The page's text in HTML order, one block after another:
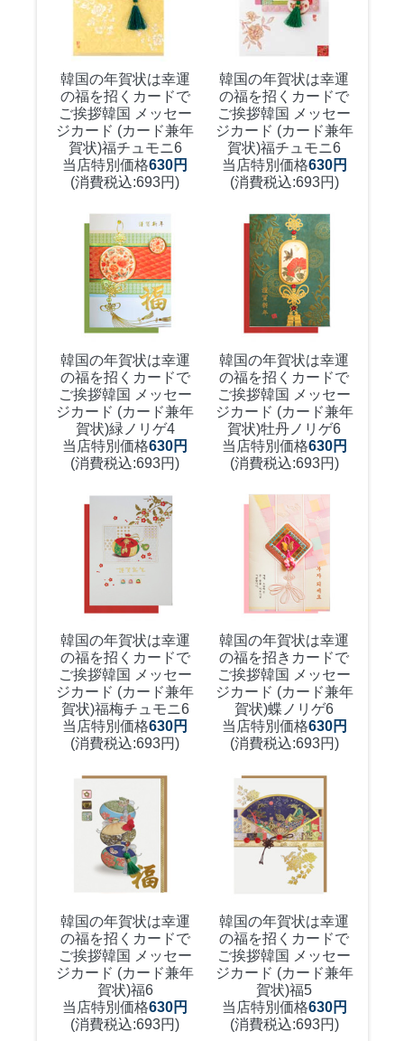
韓国の年賀状は幸運
の福を招くカードで
ご挨拶韓国 メッセー
ジカード (カード兼年
賀状)福チュモニ6
当店特別価格630円
(消費税込:693円)
韓国の年賀状は幸運
の福を招くカードで
ご挨拶韓国 メッセー
ジカード (カード兼年
賀状)福チュモニ6
当店特別価格630円
(消費税込:693円)
韓国の年賀状は幸運
の福を招くカードで
ご挨拶韓国 メッセー
ジカード (カード兼年
賀状)緑ノリゲ4
当店特別価格630円
(消費税込:693円)
韓国の年賀状は幸運
の福を招くカードで
ご挨拶韓国 メッセー
ジカード (カード兼年
賀状)牡丹ノリゲ6
当店特別価格630円
(消費税込:693円)
韓国の年賀状は幸運
の福を招くカードで
ご挨拶韓国 メッセー
ジカード (カード兼年
賀状)福梅チュモニ6
当店特別価格630円
(消費税込:693円)
韓国の年賀状は幸運
の福を招きカードで
ご挨拶韓国 メッセー
ジカード (カード兼年
賀状)蝶ノリゲ6
当店特別価格630円
(消費税込:693円)
韓国の年賀状は幸運
の福を招くカードで
ご挨拶韓国 メッセー
ジカード (カード兼年
賀状)福6
当店特別価格630円
(消費税込:693円)
韓国の年賀状は幸運
の福を招くカードで
ご挨拶韓国 メッセー
ジカード (カード兼年
賀状)福5
当店特別価格630円
(消費税込:693円)